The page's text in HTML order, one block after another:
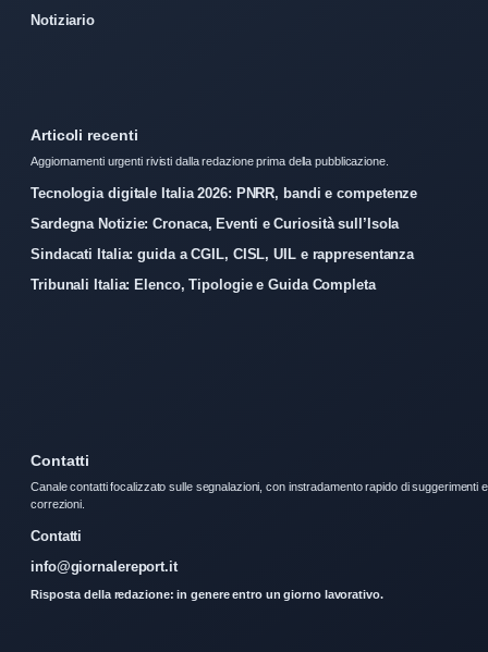
Notiziario
Articoli recenti
Aggiornamenti urgenti rivisti dalla redazione prima della pubblicazione.
Tecnologia digitale Italia 2026: PNRR, bandi e competenze
Sardegna Notizie: Cronaca, Eventi e Curiosità sull’Isola
Sindacati Italia: guida a CGIL, CISL, UIL e rappresentanza
Tribunali Italia: Elenco, Tipologie e Guida Completa
Contatti
Canale contatti focalizzato sulle segnalazioni, con instradamento rapido di suggerimenti e
correzioni.
Contatti
info@giornalereport.it
Risposta della redazione: in genere entro un giorno lavorativo.